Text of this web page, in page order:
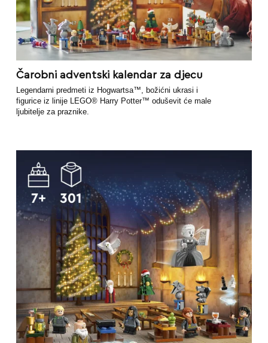
Čarobni adventski kalendar za djecu
Legendarni predmeti iz Hogwartsa™, božićni ukrasi i
figurice iz linije LEGO® Harry Potter™ oduševit će male
ljubitelje za praznike.